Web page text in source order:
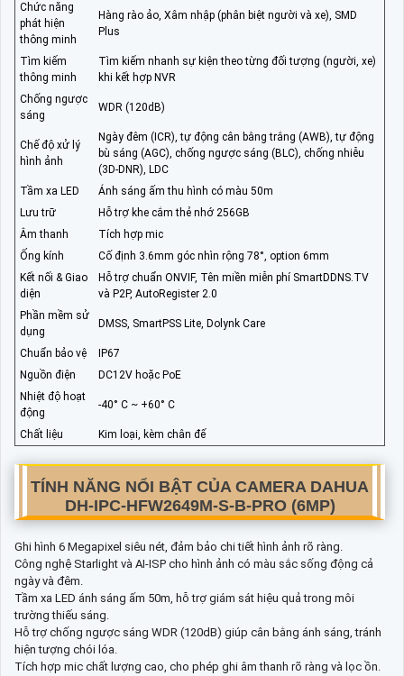
Chức năng
phát hiện
thông minh
Hàng rào ảo, Xâm nhập (phân biệt người và xe), SMD
Plus
Tìm kiếm
thông minh
Tìm kiếm nhanh sự kiện theo từng đối tượng (người, xe)
khi kết hợp NVR
Chống ngược
sáng
WDR (120dB)
Chế độ xử lý
hình ảnh
Ngày đêm (ICR), tự động cân bằng trắng (AWB), tự động
bù sáng (AGC), chống ngược sáng (BLC), chống nhiễu
(3D-DNR), LDC
Tầm xa LED
Ánh sáng ấm thu hình có màu 50m
Lưu trữ
Hỗ trợ khe cắm thẻ nhớ 256GB
Âm thanh
Tích hợp mic
Ống kính
Cố định 3.6mm góc nhìn rộng 78°, option 6mm
Kết nối & Giao
diện
Hỗ trợ chuẩn ONVIF, Tên miền miễn phí SmartDDNS.TV
và P2P, AutoRegister 2.0
Phần mềm sử
dụng
DMSS, SmartPSS Lite, Dolynk Care
Chuẩn bảo vệ
IP67
Nguồn điện
DC12V hoặc PoE
Nhiệt độ hoạt
động
-40° C ~ +60° C
Chất liệu Kim loại, kèm chân đế
TÍNH NĂNG NỔI BẬT CỦA CAMERA DAHUA
DH-IPC-HFW2649M-S-B-PRO (6MP)
Ghi hình 6 Megapixel siêu nét, đảm bảo chi tiết hình ảnh rõ ràng.
Công nghệ Starlight và AI-ISP cho hình ảnh có màu sắc sống động cả
ngày và đêm.
Tầm xa LED ánh sáng ấm 50m, hỗ trợ giám sát hiệu quả trong môi
trường thiếu sáng.
Hỗ trợ chống ngược sáng WDR (120dB) giúp cân bằng ánh sáng, tránh
hiện tượng chói lóa.
Tích hợp mic chất lượng cao, cho phép ghi âm thanh rõ ràng và lọc ồn.